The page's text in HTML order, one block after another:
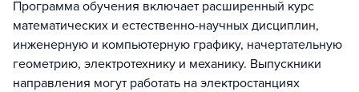
Программа обучения включает расширенный курс
математических и естественно-научных дисциплин,
инженерную и компьютерную графику, начертательную
геометрию, электротехнику и механику. Выпускники
направления могут работать на электростанциях